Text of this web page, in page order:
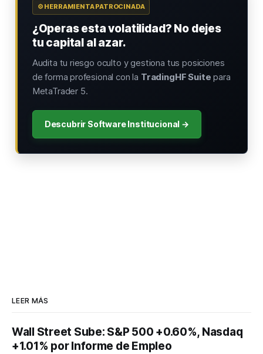
⚙️ HERRAMIENTA PATROCINADA
¿Operas esta volatilidad? No dejes
tu capital al azar.
Audita tu riesgo oculto y gestiona tus posiciones
de forma profesional con la TradingHF Suite para
MetaTrader 5.
Descubrir Software Institucional →
LEER MÁS
Wall Street Sube: S&P 500 +0.60%, Nasdaq
+1.01% por Informe de Empleo